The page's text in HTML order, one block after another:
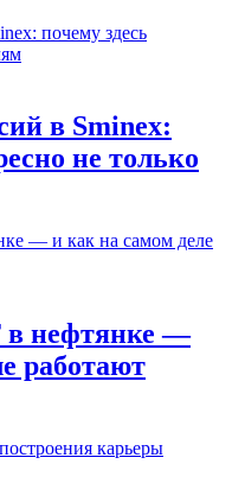
в Sminex:
не только
нефтянке —
работают